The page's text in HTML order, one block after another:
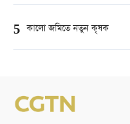
5 কালো জমিতে নতুন কৃষক